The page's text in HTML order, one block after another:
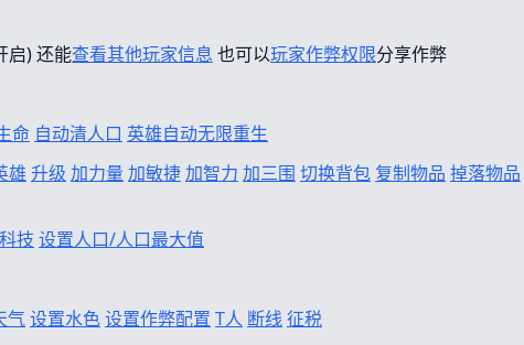
启) 还能查看其他玩家信息 也可以玩家作弊权限分享作弊
命 自动清人口 英雄自动无限重生
雄 升级 加力量 加敏捷加智力 加三围 切换背包 复制物品 掉落物品
技 设置人口/人口最大值
气设置水色设置作弊配置 T人 断线征税